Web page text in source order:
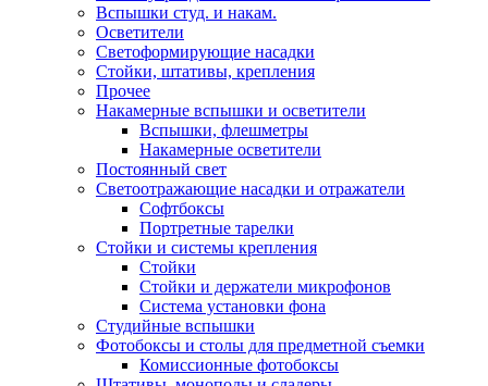
Вспышки студ. и накам.
Осветители
Светоформирующие насадки
Стойки, штативы, крепления
Прочее
Накамерные вспышки и осветители
Вспышки, флешметры
Накамерные осветители
Постоянный свет
Светоотражающие насадки и отражатели
Софтбоксы
Портретные тарелки
Стойки и системы крепления
Стойки
Стойки и держатели микрофонов
Система установки фона
Студийные вспышки
Фотобоксы и столы для предметной съемки
Комиссионные фотобоксы